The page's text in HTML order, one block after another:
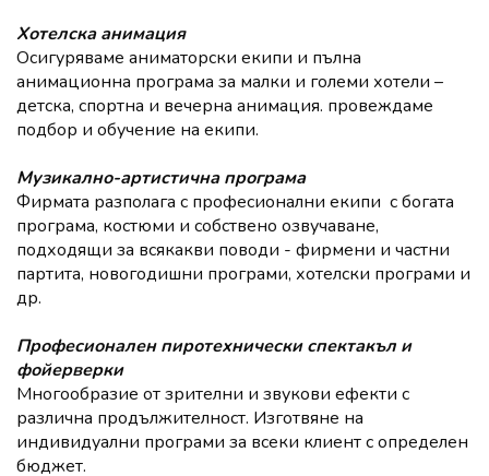
Хотелска анимация
Осигуряваме аниматорски екипи и пълна
анимационна програма за малки и големи хотели –
детска, спортна и вечерна анимация. провеждаме
подбор и обучение на екипи.
Музикално-артистична програма
Фирмата разполага с професионални екипи с богата
програма, костюми и собствено озвучаване,
подходящи за всякакви поводи - фирмени и частни
партита, новогодишни програми, хотелски програми и
др.
Професионален пиротехнически спектакъл и
фойерверки
Многообразие от зрителни и звукови ефекти с
различна продължителност. Изготвяне на
индивидуални програми за всеки клиент с определен
бюджет.